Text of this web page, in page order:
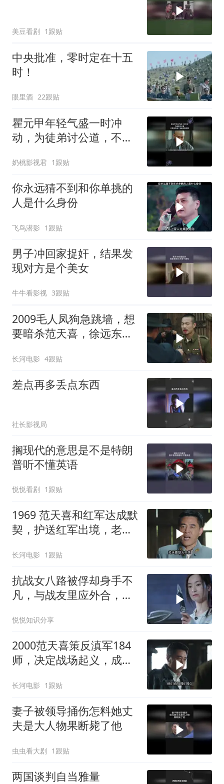
美豆看剧 1跟贴
中央批准，零时定在十五
时！
眼里酒 22跟贴
瞿元甲年轻气盛一时冲
动，为徒弟讨公道，不想
奶桃影视君 1跟贴
你永远猜不到和你单挑的
人是什么身份
飞鸟潜影 1跟贴
男子冲回家捉奸，结果发
现对方是个美女
牛牛看影视 3跟贴
2009毛人凤狗急跳墙，想
要暗杀范天喜，徐远东硬
长河电影 4跟贴
差点再多丢点东西
社长影视局
搁现代的意思是不是特朗
普听不懂英语
悦悦看剧 1跟贴
1969 范天喜和红军达成默
契，护送红军出境，老蒋
长河电影 1跟贴
抗战女八路被俘却身手不
凡，与战友里应外合，全
悦悦知识分享
2000范天喜策反滇军184
师，决定战场起义，成为
长河电影 1跟贴
妻子被领导捅伤怎料她丈
夫是大人物果断毙了他
虫虫看大剧 1跟贴
两国谈判自当雅量